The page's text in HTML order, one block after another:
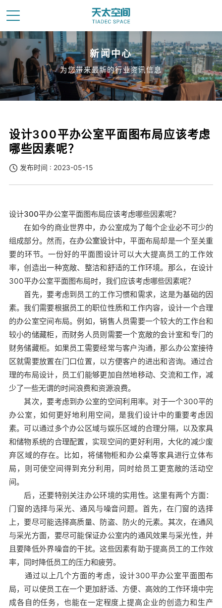
新闻中心
为您带来最新的行业资讯信息
设计300平办公室平面图布局应该考虑
哪些因素呢？
发布时间 : 2023-05-15
设计300平办公室平面图布局应该考虑哪些因素呢？
在如今的商业世界中，办公室成为了每个企业必不可少的
组成部分。然而，在办公室设计中，平面布局却是一个至关重
要的环节。一份好的平面图设计可以大大提高员工的工作效
率，创造出一种宽敞、整洁和舒适的工作环境。那么，在设计
300平办公室平面图布局时，我们应该考虑哪些因素呢？
首先，要考虑到员工的工作习惯和需求，这是为基础的因
素。我们需要根据员工的职位性质和工作内容，设计一个合理
的办公室空间布局。例如，销售人员需要一个较大的工作台和
较小的储藏柜，而财务人员则需要一个宽敞的会计室和专门的
财务储藏柜。如果员工需要经常与客户沟通，那么办公室接待
区就需要放置在门口位置，以方便客户的进出和咨询。通过合
理的布局设计，员工们能够更加自然地移动、交流和工作，减
少了一些无谓的时间浪费和资源浪费。
其次，要考虑到办公室的空间利用率。对于一个300平的
办公室，如何更好地利用空间，是我们设计中的重要考虑因
素。可以通过多个办公区域与娱乐区域的合理分隔，以及家具
和储物系统的合理配置，实现空间的更好利用，大化的减少废
弃区域的存在。比如，将储物柜和办公桌等家具进行立体布
局，则可使空间得到充分利用，同时给员工更宽敞的活动空
间。
后，还要特别关注办公环境的实用性。这里有两个方面：
门窗的选择与采光、通风与噪音问题。首先，在门窗的选择
上，要尽可能选择高质量、防盗、防火的元素。其次，在通风
与采光方面，要尽可能保证办公室内的通风效果与采光性，并
且要降低外界噪音的干扰。这些因素有助于提高员工的工作效
率，同时降低员工的压力和疲劳。
通过以上几个方面的考虑，设计300平办公室平面图布
局，可以使员工在一个更加舒适、方便、高效的工作环境中完
成各自的任务，也能在一定程度上提高企业的创造力和生产